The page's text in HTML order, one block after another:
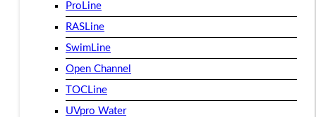
ProLine
RASLine
SwimLine
Open Channel
TOCLine
UVpro Water